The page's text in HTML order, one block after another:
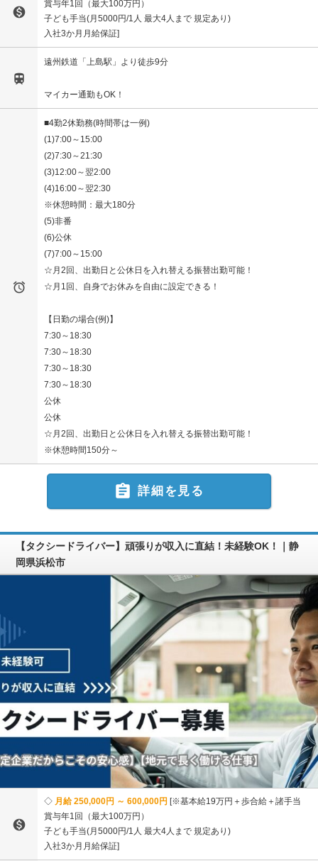

賞与年1回（最大100万円）
子ども手当(月5000円/1人 最大4人まで 規定あり)
入社3か月月給保証

遠州鉄道「上島駅」より徒歩9分
マイカー通勤もOK！

■4勤2休勤務(時間帯は一例)
(1)7:00～15:00
(2)7:30～21:30
(3)12:00～翌2:00
(4)16:00～翌2:30
※休憩時間：最大180分
(5)非番
(6)公休
(7)7:00～15:00
☆月2回、出勤日と公休日を入れ替える振替出勤可能！
☆月1回、自身でお休みを自由に設定できる！
【日勤の場合(例)】
7:30～18:30
7:30～18:30
7:30～18:30
7:30～18:30
公休
公休
☆月2回、出勤日と公休日を入れ替える振替出勤可能！
※休憩時間150分～
 詳細を見る
【タクシードライバー】頑張りが収入に直結！未経験OK！｜静
岡県浜松市

月給 250,000円 ～ 600,000円 ※基本給19万円＋歩合給＋諸手当
賞与年1回（最大100万円）
子ども手当(月5000円/1人 最大4人まで 規定あり)
入社3か月月給保証